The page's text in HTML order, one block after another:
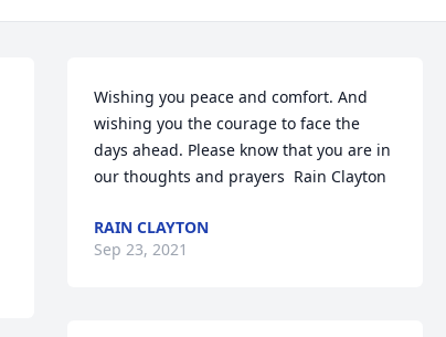
Wishing you peace and comfort. And
wishing you the courage to face the
days ahead. Please know that you are in
our thoughts and prayers  Rain Clayton
RAIN CLAYTON
Sep 23, 2021